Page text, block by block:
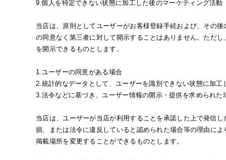
9.個人を特定できない状態に加工した後のマーケティング活動
当店は、原則としてユーザーがお客様登録手続および、その
の同意なく第三者に対して開示することはありません。ただ
を開示できるものとします。
1.ユーザーの同意がある場合
2.統計的なデータとして、ユーザーを識別できない状態に加工
3.法令などに基づき、ユーザー情報の開示・提供を求められた
当店は、ユーザーが当店が利用することを承諾した上で発信
損、または法令に違反していると認められた場合等の理由に
掲載場所を変更することができるものとします。